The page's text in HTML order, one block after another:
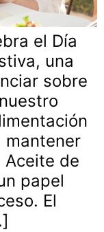
el Día
una
sobre
mantener
Aceite de
papel
El